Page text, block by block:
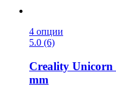
4 опции
5.0 (6)
Creality Unicorn
mm